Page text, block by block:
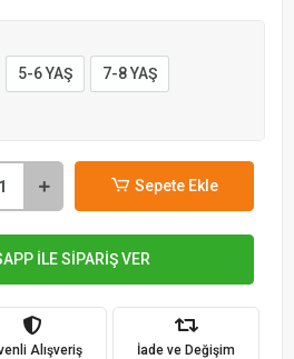
5-6 YAŞ 7-8 YAŞ
Sepete Ekle
İLE SİPARİŞ VER
Alışveriş İade ve Değişim